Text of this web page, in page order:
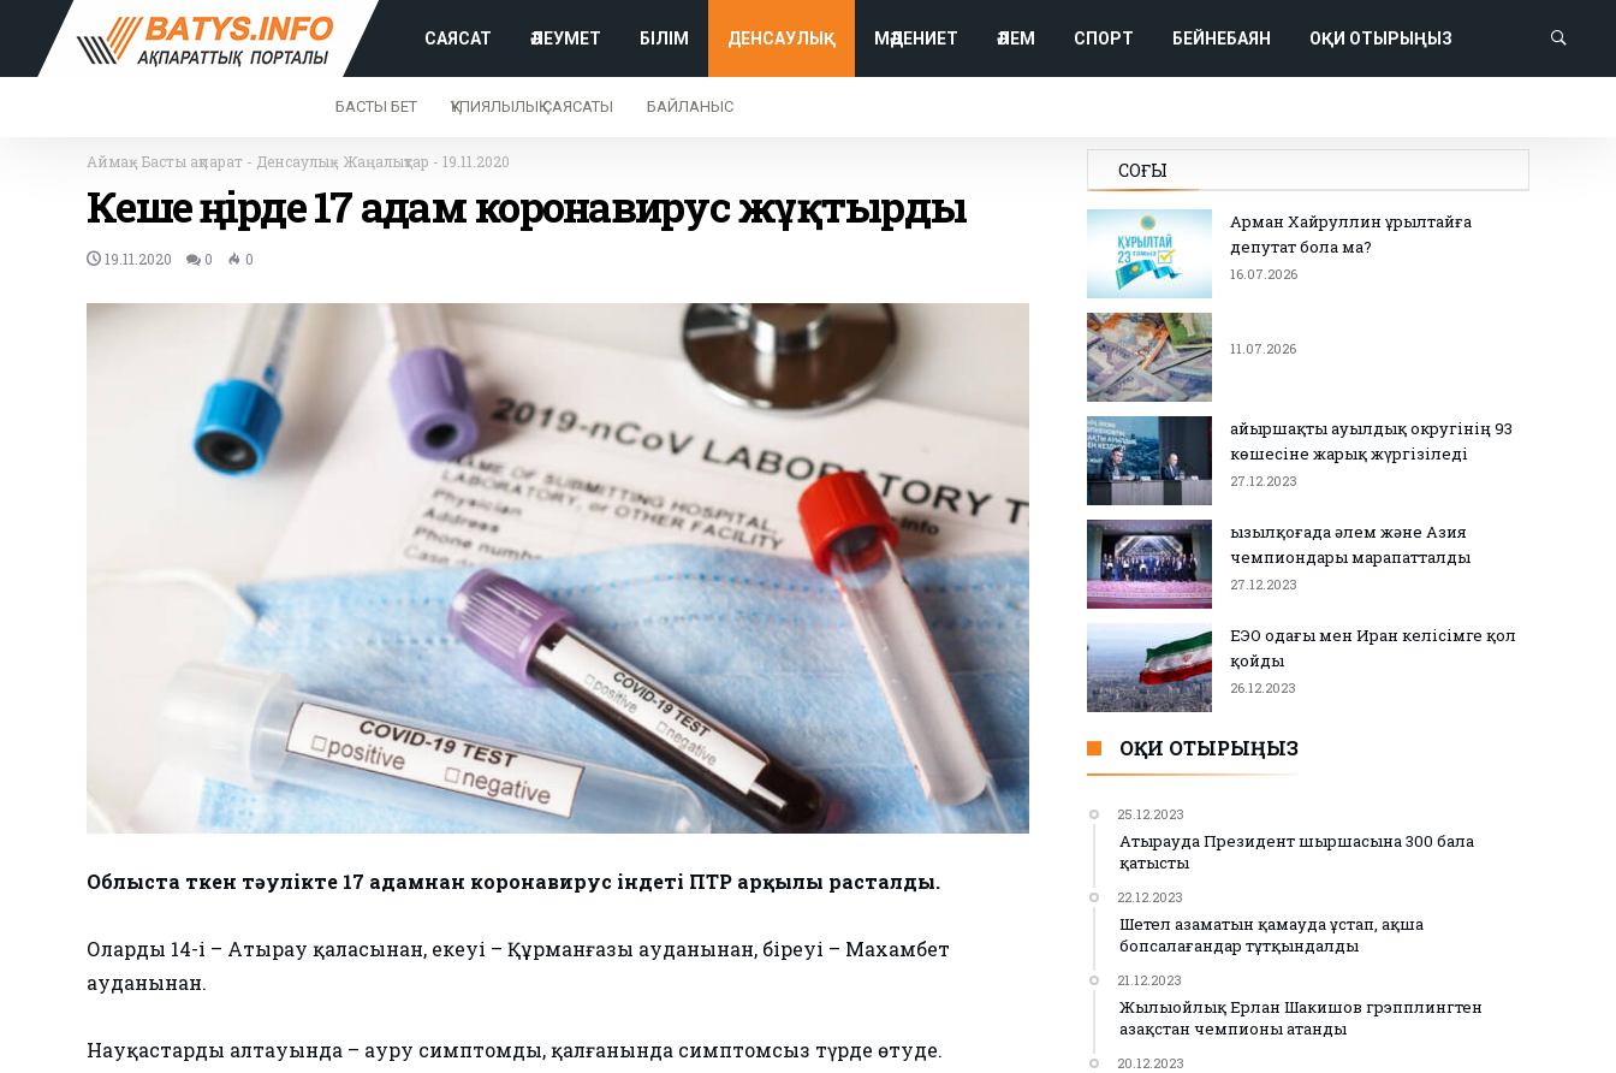
САЯСАТ ӘЛЕУМЕТ БІЛІМ ДЕНСАУЛЫҚ МӘДЕНИЕТ ӘЛЕМ СПОРТ БЕЙНЕБАЯН ОҚИ ОТЫРЫҢЫЗ
БАСТЫ БЕТ ҚҰПИЯЛЫЛЫҚ САЯСАТЫ БАЙЛАНЫС
Аймақ- Басты ақпарат - Денсаулық- Жаңалықтар - 19.11.2020
Кеше өңірде 17 адам коронавирус жұқтырды
19.11.2020 0 0
Облыста өткен тәулікте 17 адамнан коронавирус індеті ПТР арқылы расталды.
Олардың 14-і – Атырау қаласынан, екеуі – Құрманғазы ауданынан, біреуі – Махамбет
ауданынан.
Науқастардың алтауында – ауру симптомды, қалғанында симптомсыз түрде өтуде.
СОҢҒЫ
Арман Хайруллин Құрылтайға
депутат бола ма?
16.07.2026
11.07.2026
Қайыршақты ауылдық округінің 93
көшесіне жарық жүргізіледі
27.12.2023
Қызылқоғада әлем және Азия
чемпиондары марапатталды
27.12.2023
ЕЭО одағы мен Иран келісімге қол
қойды
26.12.2023
ОҚИ ОТЫРЫҢЫЗ
25.12.2023
Атырауда Президент шыршасына 300 бала
қатысты
22.12.2023
Шетел азаматын қамауда ұстап, ақша
бопсалағандар тұтқындалды
21.12.2023
Жылыойлық Ерлан Шакишов грэпплингтен
Қазақстан чемпионы атанды
20.12.2023